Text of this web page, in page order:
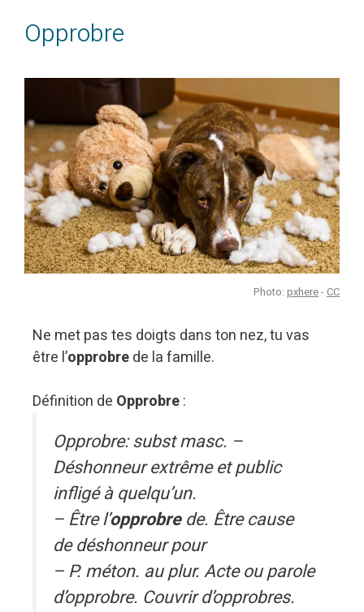
Opprobre
Photo: pxhere- CC
Ne met pas tes doigts dans ton nez, tu vas
être l’opprobrede la famille.
Définition de Opprobre:
Opprobre: subst masc. –
Déshonneur extrême et public
infligé à quelqu’un.
– Être l’opprobrede. Être cause
de déshonneur pour
– P. méton. au plur. Acte ou parole
d’opprobre. Couvrir d’opprobres.